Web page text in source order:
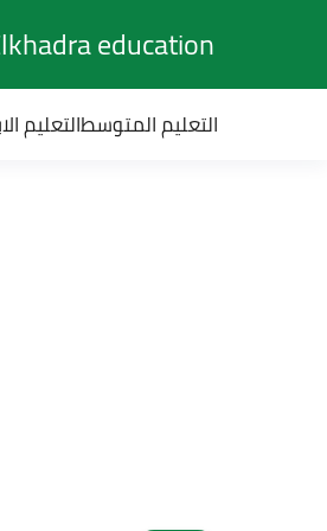
education
التعليم المتوسطالتعليم